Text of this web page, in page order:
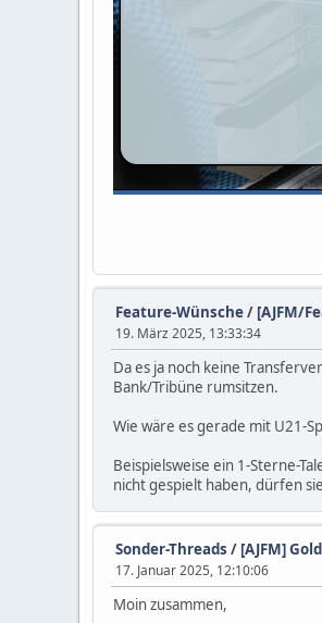
Feature-Wünsche/ [AJFM/
19. März 2025, 13:33:34
Da es ja noch keine
Bank/Tribüne rumsitzen.
Wie wäre es gerade mit U21-
Beispielsweise ein 1-Sterne-
nicht gespielt haben, dürfen
Sonder-Threads / [AJFM]
17. Januar 2025, 12:10:06
Moin zusammen,